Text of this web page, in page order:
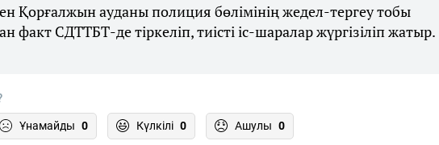
Қорғалжын ауданы полиция бөлімінің жедел-тергеу тобы
факт СДТТБТ-де тіркеліп, тиісті іс-шаралар жүргізіліп жатыр.
Ұнамайды 0 Күлкілі 0 Ашулы 0